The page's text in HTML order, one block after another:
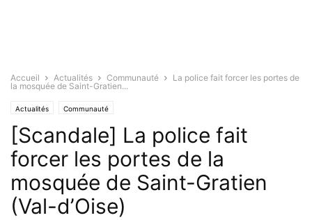
Accueil Actualités Communauté
La police fait forcer les portes de
la mosquée de Saint-Gratien...
Actualités Communauté
[Scandale] La police fait
forcer les portes de la
mosquée de Saint-Gratien
(Val-d’Oise)